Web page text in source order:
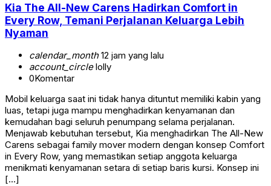
Kia The All-New Carens Hadirkan Comfort in
Every Row, Temani Perjalanan Keluarga Lebih
Nyaman
calendar_month12 jam yang lalu
account_circlelolly
0Komentar
Mobil keluarga saat ini tidak hanya dituntut memiliki kabin yang
luas, tetapi juga mampu menghadirkan kenyamanan dan
kemudahan bagi seluruh penumpang selama perjalanan.
Menjawab kebutuhan tersebut, Kia menghadirkan The All-New
Carens sebagai family mover modern dengan konsep Comfort
in Every Row, yang memastikan setiap anggota keluarga
menikmati kenyamanan setara di setiap baris kursi. Konsep ini
[…]